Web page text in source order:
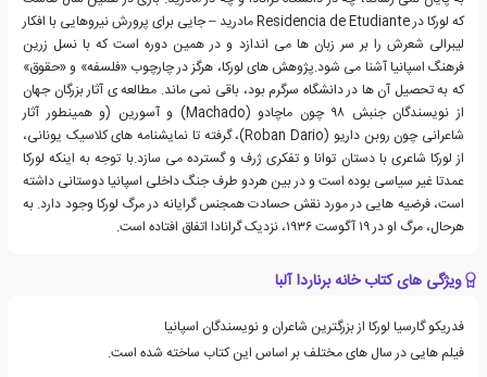
که لورکا در Residencia de Etudiante مادرید – جایی برای پرورش نیروهایی با افکار
لیبرالی شعرش را بر سر زبان ها می اندازد و در همین دوره است که با نسل زرین
فرهنگ اسپانیا آشنا می شود.پژوهش های لورکا، هرگز در چارچوب «فلسفه» و «حقوق»
که به تحصیل آن ها در دانشگاه سرگرم بود، باقی نمی ماند. مطالعه ی آثار بزرگان جهان
از نویسندگان جنبش ۹۸ چون ماچادو (Machado) و آسورین (و همینطور آثار
شاعرانی چون روبن داریو (Roban Dario)، گرفته تا نمایشنامه های کلاسیک یونانی،
از لورکا شاعری با دستان توانا و تفکری ژرف و گسترده می سازد.با توجه به اینکه لورکا
عمدتا غیر سیاسی بوده است و در بین هردو طرف جنگ داخلی اسپانیا دوستانی داشته
است، فرضیه هایی در مورد نقش حسادت همجنس گرایانه در مرگ لورکا وجود دارد. به
هرحال، مرگ او در ۱۹ آگوست ۱۹۳۶، نزدیک گرانادا اتفاق افتاده است.
ویژگی های کتاب خانه برناردا آلبا
فدریکو گارسیا لورکا از بزرگترین شاعران و نویسندگان اسپانیا
فیلم هایی در سال های مختلف بر اساس این کتاب ساخته شده است.